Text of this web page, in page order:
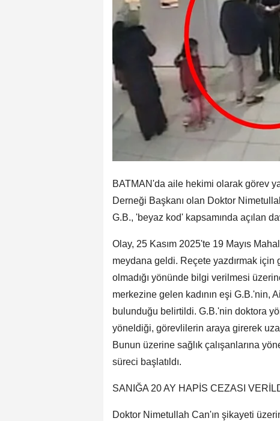
BATMAN'da aile hekimi olarak görev
Derneği Başkanı olan Doktor
G.B., 'beyaz kod' kapsamında açılan
Olay, 25 Kasım 2025'te 19 Mayıs
meydana geldi. Reçete yazdırmak için
olmadığı yönünde bilgi verilmesi
merkezine gelen kadının eşi G.B.'nin,
bulunduğu belirtildi. G.B.'nin doktora
yöneldiği, görevlilerin araya girerek
Bunun üzerine sağlık çalışanlarına
süreci başlatıldı.
SANIĞA 20 AY HAPİS CEZASI
Doktor Nimetullah Can'ın şikayeti